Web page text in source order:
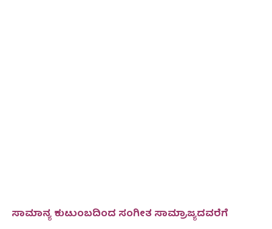
ಸಾಮಾನ್ಯ ಕುಟುಂಬದಿಂದ ಸಂಗೀತ ಸಾಮ್ರಾಜ್ಯದವರೆಗೆ